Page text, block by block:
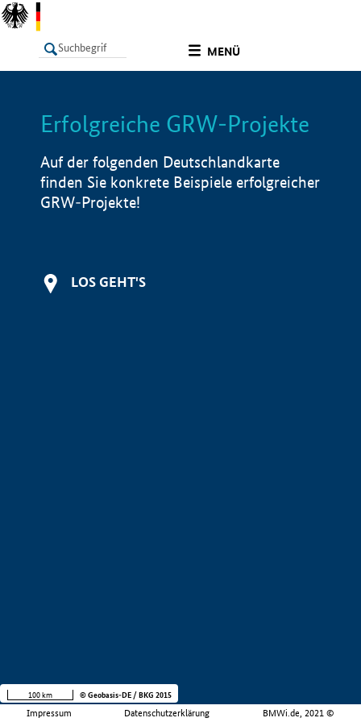
MENÜ
LISTE Info
Erfolgreiche GRW-Projekte
Auf der folgenden Deutschlandkarte
finden Sie konkrete Beispiele erfolgreicher
GRW-Projekte!
LOS GEHT'S
Impressum Datenschutzerklärung BMWi.de, 2021 ©
100 km © Geobasis-DE / BKG 2015